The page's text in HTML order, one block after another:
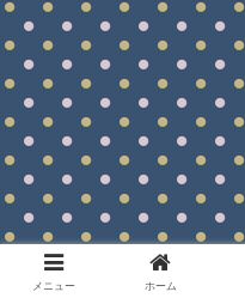
メニュー ホーム